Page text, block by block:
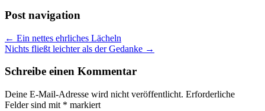
Post navigation
← Ein nettes ehrliches Lächeln
Nichts fließt leichter als der Gedanke →
Schreibe einen Kommentar
Deine E-Mail-Adresse wird nicht veröffentlicht. Erforderliche
Felder sind mit * markiert